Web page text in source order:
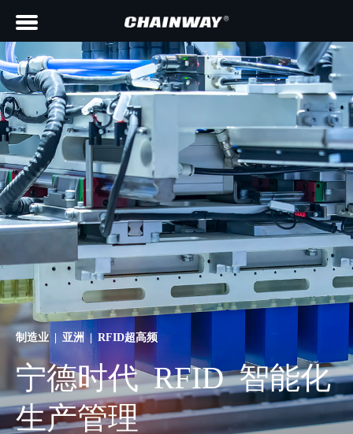
制造业 | 亚洲 | RFID超高频
宁德时代 RFID 智能化
生产管理